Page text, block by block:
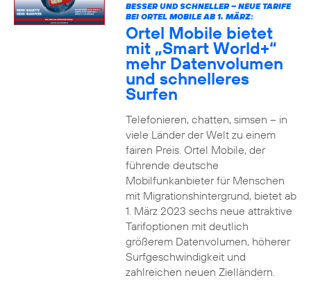
BESSER UND SCHNELLER – NEUE TARIFE
BEI ORTEL MOBILE AB 1. MÄRZ:
Ortel Mobile bietet
mit „Smart World+“
mehr Datenvolumen
und schnelleres
Surfen
Telefonieren, chatten, simsen – in
viele Länder der Welt zu einem
fairen Preis. Ortel Mobile, der
führende deutsche
Mobilfunkanbieter für Menschen
mit Migrationshintergrund, bietet ab
1. März 2023 sechs neue attraktive
Tarifoptionen mit deutlich
größerem Datenvolumen, höherer
Surfgeschwindigkeit und
zahlreichen neuen Zielländern.